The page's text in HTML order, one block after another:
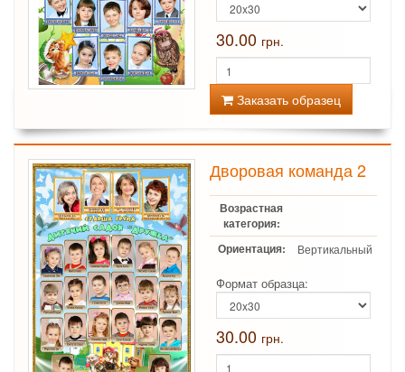
30.00 грн.
Заказать образец
Дворовая команда 2
Возрастная
категория:
Ориентация:
Вертикальный
Формат образца:
30.00 грн.